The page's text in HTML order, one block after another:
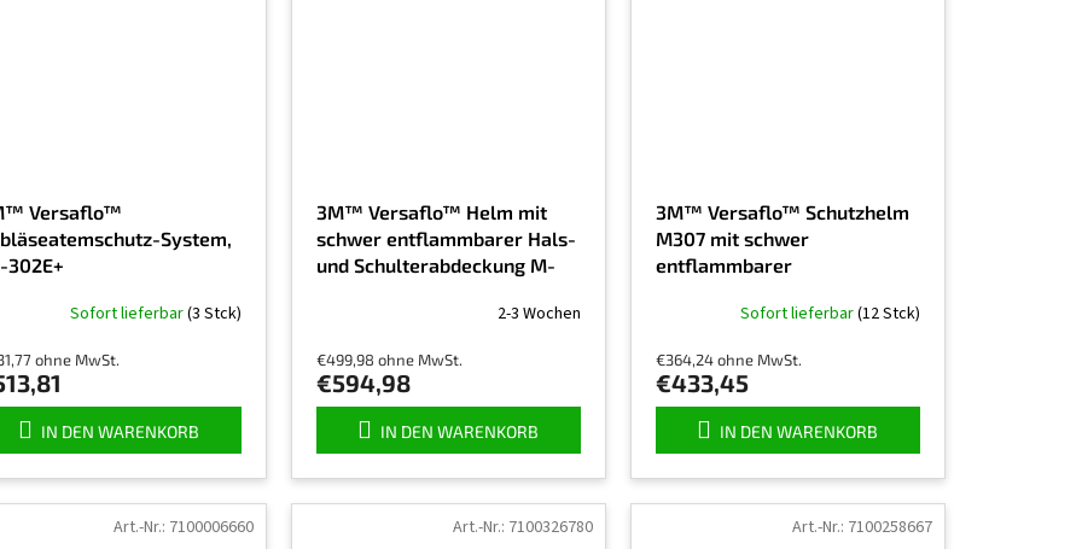
Versaflo™
System,
302E+
Sofort lieferbar(3 Stck)
ohne MwSt.
IN DEN WARENKORB
3M™ Versaflo™ Helm mit
schwer entflammbarer Hals-
und Schulterabdeckung M-
2-3 Wochen
€499,98 ohne MwSt.
€594,98
IN DEN WARENKORB
3M™ Versaflo™ Schutzhelm
M307 mit schwer
entflammbarer
Polycarbonat Visier, klar
Sofort lieferbar(12 Stck)
€364,24 ohne MwSt.
€433,45
IN DEN WARENKORB
Art.-Nr.: 7100006660 Art.-Nr.: 7100326780 Art.-Nr.: 7100258667